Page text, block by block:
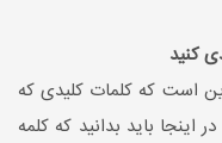
کنید
است که کلمات کلیدی که
اینجا باید بدانید که کلمه